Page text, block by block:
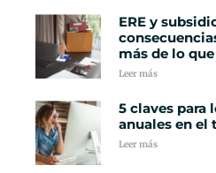
ERE y
más de lo
Leer más
5 claves para
anuales en el
Leer más